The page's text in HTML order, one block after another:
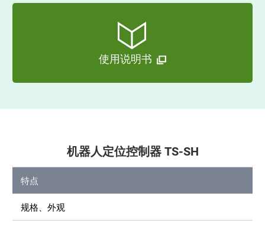
使用说明书
机器人定位控制器 TS-SH
特点
规格、外观